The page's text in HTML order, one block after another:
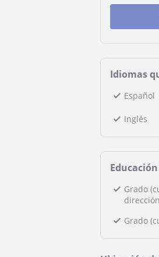
Idiomas
Español
Inglés
Grado
Grado